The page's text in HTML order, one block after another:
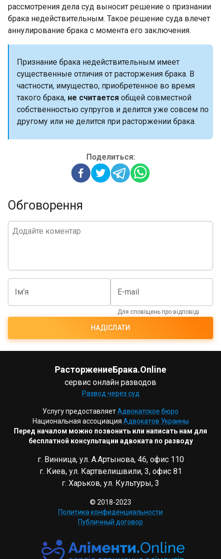
рассмотрения дела суд выносит решение о признании
брака недействительным. Такое решение суда влечет
аннулирование брака с момента его заключения.
Признание брака недействительным имеет
существенные отличия от расторжения брака. В
частности, имущество, приобретенное во время
такого брака, не считается общей совместной
собственностью супругов и делится уже совсем по
другому или не делится при расторжении брака.
Поделиться:
Обговорення
Ім'я E-mail
Для сповіщень про відповіді
НАДІСЛАТИ
РасторжениеБрака.Online
сервис онлайн разводов
Развод через суд
Услугу предоставляетАдвокатское бюро
Национальная ассоциация Адвокатов Украины
Перед началом можно позвонить или написать нам для
бесплатной консультации адвоката по разводу
г. Винница, ул. А.Артынова, 46, офис 110
г. Киев, ул. Картвелишвили, 3, офис 81
г. Харьков, ул. Культуры, 3
© 2018-2023
Политика конфиденциальности
Публичный договор